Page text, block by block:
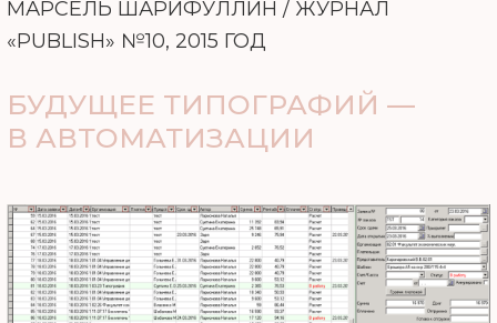
МАРСЕЛЬ ШАРИФУЛЛИН / ЖУРНАЛ
«PUBLISH» №10, 2015 ГОД
БУДУЩЕЕ ТИПОГРАФИЙ —
В АВТОМАТИЗАЦИИ